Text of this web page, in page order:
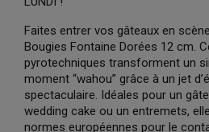
Faites entrer vos gâteaux en
Bougies Fontaine Dorées 12 cm.
pyrotechniques transforment un
moment “wahou” grâce à un jet
spectaculaire. Idéales pour un
wedding cake ou un entremets,
normes européennes pour le